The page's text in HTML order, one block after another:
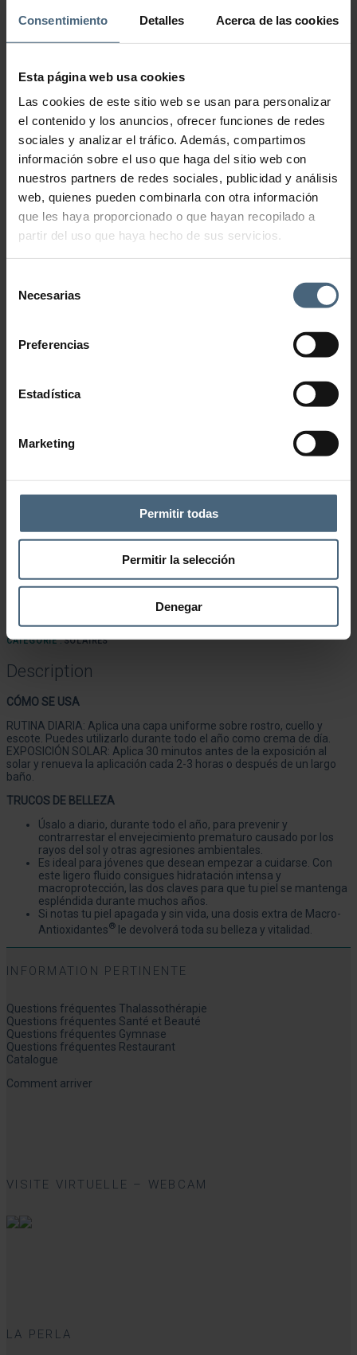
Consentimiento Detalles Acerca de las cookies
Esta página web usa cookies
Las cookies de este sitio web se usan para personalizar
el contenido y los anuncios, ofrecer funciones de redes
sociales y analizar el tráfico. Además, compartimos
información sobre el uso que haga del sitio web con
nuestros partners de redes sociales, publicidad y análisis
web, quienes pueden combinarla con otra información
que les haya proporcionado o que hayan recopilado a
partir del uso que haya hecho de sus servicios.
Necesarias
Preferencias
Estadística
Marketing
Permitir todas
Permitir la selección
Denegar
Touch Sunscreen Fluid
Piel más firme y llena de vida con este protector solar de uso diario
C+C SPF50 Dry Touch Sunscreen Fluid de Natura Bissées un
protector solar facial reafirmante. Su textura en loción facilita su
aplicación y se moldea a todas las pieles. Fórmula para respetar al
medio ambiente libre de ecotoxicidad. Textura fluida ideal para
todas las pieles.
Alta protección con efecto reafirmante.
Cuida de ti, cuida de todos.
Tubo de 30ml.
Protección solar facial.
Efecto reafirmnate.
Combate el fotoenvejecimiento.
Ajouter à la liste de souhaits
CATÉGORIE :SOLAIRES
Description
CÓMO SE USA
RUTINA DIARIA: Aplica una capa uniforme sobre rostro, cuello y
escote. Puedes utilizarlo durante todo el año como crema de día.
EXPOSICIÓN SOLAR: Aplica 30 minutos antes de la exposición al
solar y renueva la aplicación cada 2-3 horas o después de un largo
baño.
TRUCOS DE BELLEZA
Úsalo a diario, durante todo el año, para prevenir y
contrarrestar el envejecimiento prematuro causado por los
rayos del sol y otras agresiones ambientales.
Es ideal para jóvenes que desean empezar a cuidarse. Con
este ligero fluido consigues hidratación intensa y
macroprotección, las dos claves para que tu piel se mantenga
espléndida durante muchos años.
Si notas tu piel apagada y sin vida, una dosis extra de Macro-
Antioxidantes® le devolverá toda su belleza y vitalidad.
INFORMATION PERTINENTE
Questions fréquentes Thalassothérapie
Questions fréquentes Santé et Beauté
Questions fréquentes Gymnase
Questions fréquentes Restaurant
Catalogue
Comment arriver
VISITE VIRTUELLE – WEBCAM
LA PERLA